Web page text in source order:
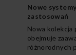
Nowe
zastosowań
Nowa kolekcja
obejmuje
różnorodnych